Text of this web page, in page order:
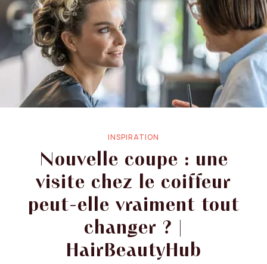
INSPIRATION
Nouvelle coupe : une
visite chez le coiffeur
peut-elle vraiment tout
changer ? |
HairBeautyHub